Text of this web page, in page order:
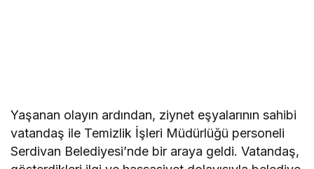
Yaşanan olayın ardından, ziynet eşyalarının sahibi
vatandaş ile Temizlik İşleri Müdürlüğü personeli
Serdivan Belediyesi’nde bir araya geldi. Vatandaş,